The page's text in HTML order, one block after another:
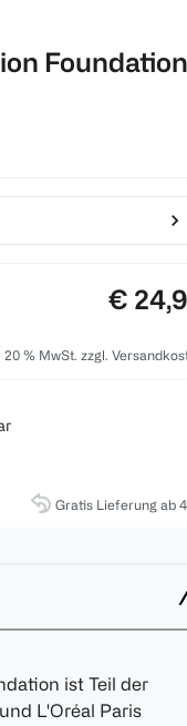
Foundation
Preis:
€
% MwSt. zzgl.
Gratis Lieferung ab
ist Teil der
L'Oréal Paris